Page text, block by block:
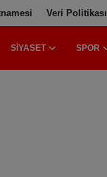
Veri Politikası
SIYASET SPOR